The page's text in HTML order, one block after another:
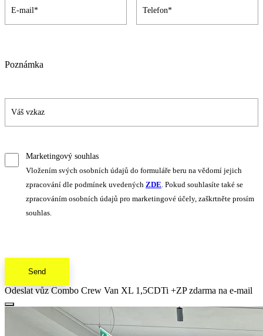
Poznámka
Marketingový souhlas
Vložením svých osobních údajů do formuláře beru na vědomí jejich
zpracování dle podmínek uvedených ZDE. Pokud souhlasíte také se
zpracováním osobních údajů pro marketingové účely, zaškrtněte prosím
souhlas.
Send
Odeslat vůz Combo Crew Van XL 1,5CDTi +ZP zdarma na e-mail